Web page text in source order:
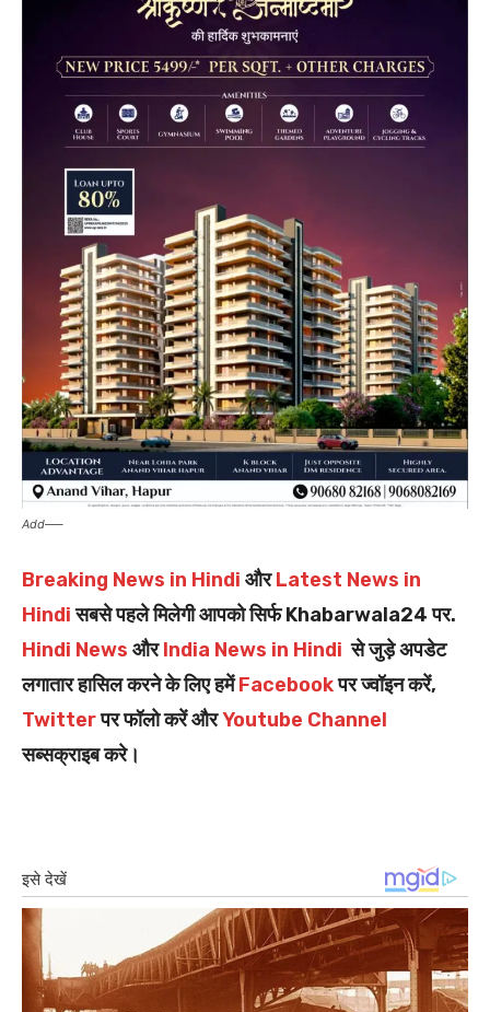
Add—–
Breaking News in Hindi औरLatest News in
Hindiसबसे पहले मिलेगी आपको सिर्फ Khabarwala24 पर.
Hindi News औरIndia News in Hindi से जुड़े अपडेट
लगातार हासिल करने के लिए हमेंFacebookपर ज्वॉइन करें,
Twitterपर फॉलो करें औरYoutube Channel
सब्सक्राइब करे।